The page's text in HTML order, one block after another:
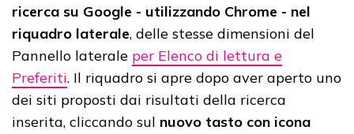
ricerca su Google - utilizzando Chrome - nel
riquadro laterale, delle stesse dimensioni del
Pannello laterale per Elenco di lettura e
Preferiti. Il riquadro si apre dopo aver aperto uno
dei siti proposti dai risultati della ricerca
inserita, cliccando sul nuovo tasto con icona